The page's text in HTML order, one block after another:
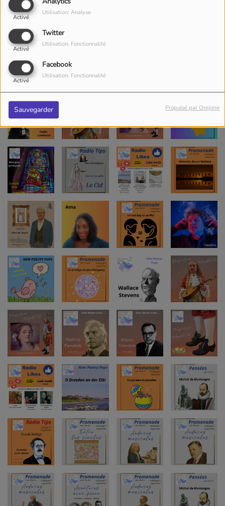
Activé
Utilisation: Analyse
Twitter
Activé
Utilisation: Fonctionnalité
Facebook
Activé
Utilisation: Fonctionnalité
Sauvegarder Propulsé par Orejime